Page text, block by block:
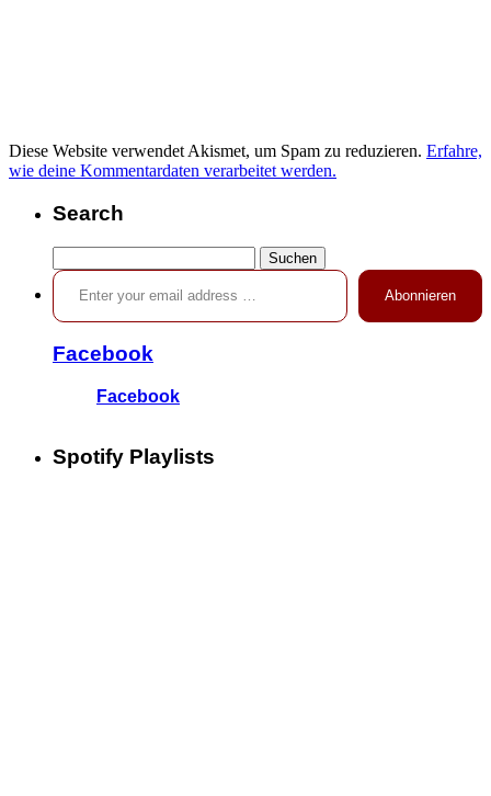
Diese Website verwendet Akismet, um Spam zu reduzieren. Erfahre,
wie deine Kommentardaten verarbeitet werden.
Search
nach:
Enter your email address …
Abonnieren
Facebook
Facebook
Spotify Playlists